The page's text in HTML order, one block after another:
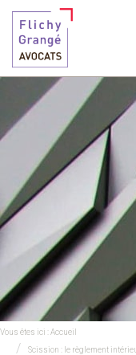
Vous êtes ici :Accueil
Scission : le règlement